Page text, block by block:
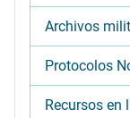
Archivos
Protocolos
Recursos en